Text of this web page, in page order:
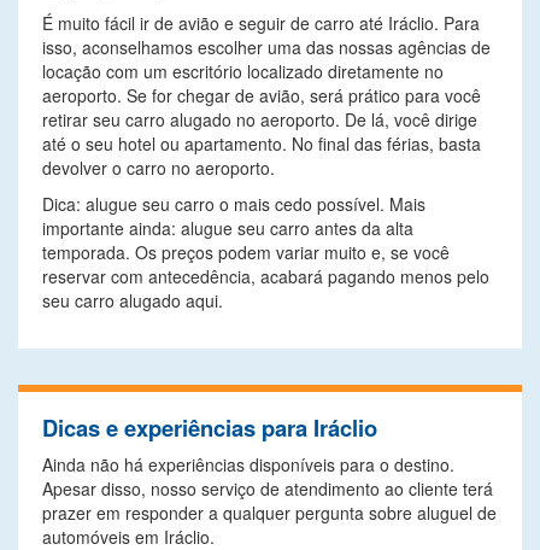
É muito fácil ir de avião e seguir de carro até Iráclio. Para
isso, aconselhamos escolher uma das nossas agências de
locação com um escritório localizado diretamente no
aeroporto. Se for chegar de avião, será prático para você
retirar seu carro alugado no aeroporto. De lá, você dirige
até o seu hotel ou apartamento. No final das férias, basta
devolver o carro no aeroporto.
Dica: alugue seu carro o mais cedo possível. Mais
importante ainda: alugue seu carro antes da alta
temporada. Os preços podem variar muito e, se você
reservar com antecedência, acabará pagando menos pelo
seu carro alugado aqui.
Dicas e experiências para Iráclio
Ainda não há experiências disponíveis para o destino.
Apesar disso, nosso serviço de atendimento ao cliente terá
prazer em responder a qualquer pergunta sobre aluguel de
automóveis em Iráclio.